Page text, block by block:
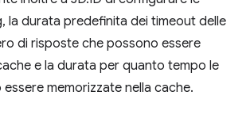
la durata predefinita dei timeout delle
di risposte che possono essere
e la durata per quanto tempo le
memorizzate nella cache.